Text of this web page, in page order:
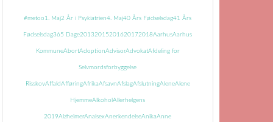
#metoo 1. Maj2 År i Psykiatrien4. Maj40 Års Fødselsdag41 Års
Fødselsdag365 Dage20132015201620172018AarhusAarhus
KommuneAbortAdoptionAdvisorAdvokatAfdeling for
Selvmordsforbyggelse
RisskovAffald AfføringAfrikaAfsavnAfslagAfslutningAleneAlene
HjemmeAlkohol Allerhelgens
2019AlzheimerAnalsexAnerkendelseAnikaAnne